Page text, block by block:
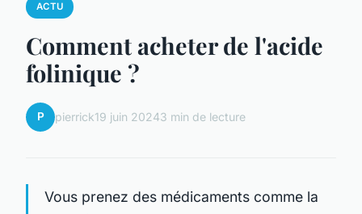
ACTU
Comment acheter de l'acide
folinique ?
P pierrick19 juin 20243 min de lecture
Vous prenez des médicaments comme la